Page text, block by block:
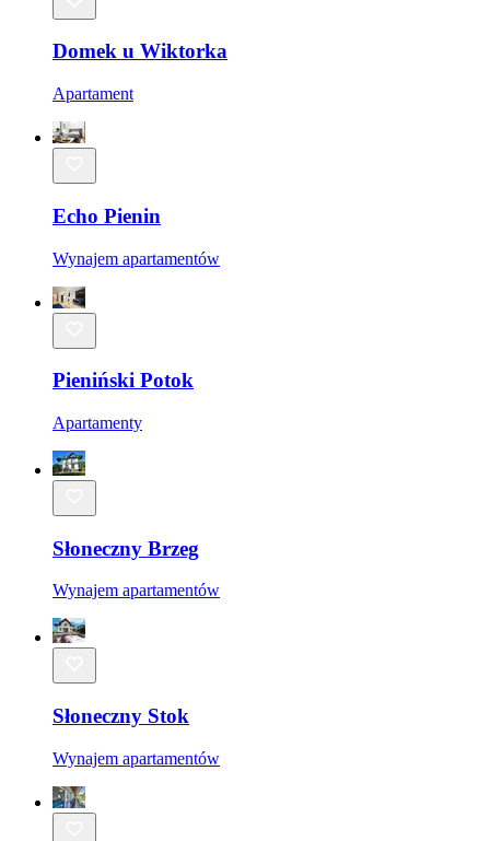
Domek u Wiktorka
Apartament
Echo Pienin
Wynajem apartamentów
Pieniński Potok
Apartamenty
Słoneczny Brzeg
Wynajem apartamentów
Słoneczny Stok
Wynajem apartamentów